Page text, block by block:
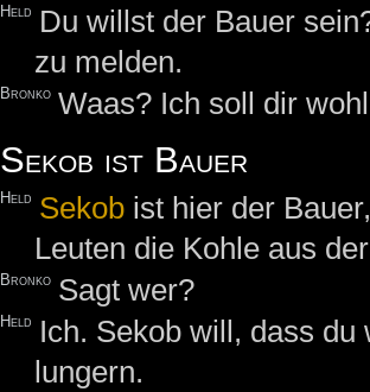
Held
Du willst der Bauer
zu melden.
Bronko Waas? Ich soll dir
Sekob ist Bauer
Held Sekob ist hier der
Leuten die Kohle aus
Bronko Sagt wer?
Held
Ich. Sekob will, dass
lungern.